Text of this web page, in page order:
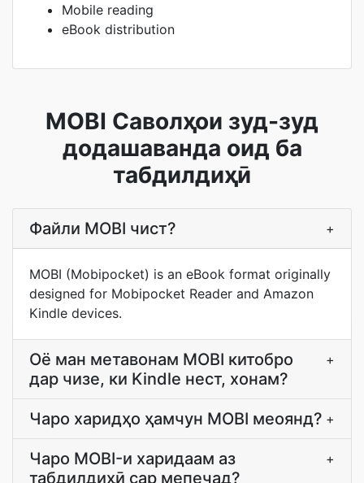
Mobile reading
eBook distribution
MOBI Саволҳои зуд-зуд
додашаванда оид ба
табдилдиҳӣ
Файли MOBI чист? +
MOBI (Mobipocket) is an eBook format originally
designed for Mobipocket Reader and Amazon
Kindle devices.
Оё ман метавонам MOBI китобро
дар чизе, ки Kindle нест, хонам?
+
Чаро харидҳо ҳамчун MOBI меоянд? +
Чаро MOBI-и харидаам аз
табдилдиҳӣ сар мепечад?
+